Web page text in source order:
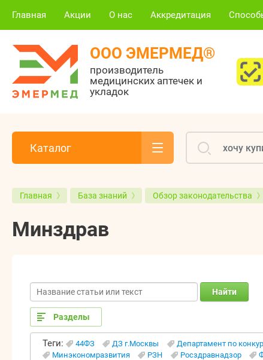
Главная Акции О нас Аккредитация
ООО ЭМЕРМЕД®
производитель
медицинских аптечек и
укладок
Каталог
Главная База знаний Обзор законодательства
Минздрав
Найти
Разделы
Теги: 44ФЗ ДЗ г.Москвы Департамент по
Минэкономразвития
РЗН Росздравнадзор